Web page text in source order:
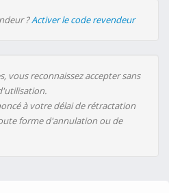
?Activer le code revendeur
vous reconnaissez accepter sans
à votre délai de rétractation
forme d'annulation ou de